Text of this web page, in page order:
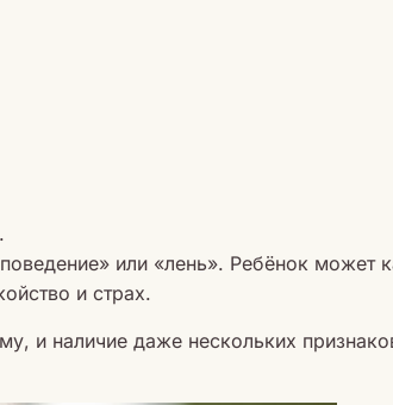
или «лень». Ребёнок может
и страх.
и наличие даже нескольких